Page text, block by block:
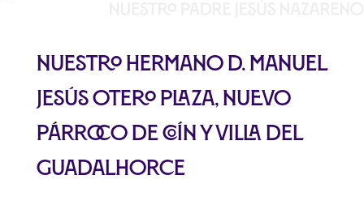
Nuestro hermano D. Manuel
Jesús Otero Plaza, nuevo
párroco de Coín y Villa del
Guadalhorce